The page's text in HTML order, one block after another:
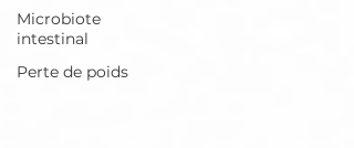
Microbiote
intestinal
Perte de poids